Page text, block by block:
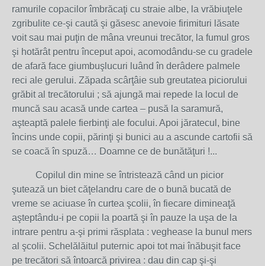
ramurile copacilor îmbrăcaţi cu straie albe, la vrăbiuţele
zgribulite ce-şi caută şi găsesc anevoie firimituri lăsate
voit sau mai puţin de mâna vreunui trecător, la fumul gros
şi hotărât pentru început apoi, acomodându-se cu gradele
de afară face giumbuşlucuri luând în derâdere palmele
reci ale gerului. Zăpada scârţâie sub greutatea piciorului
grăbit al trecătorului ; să ajungă mai repede la locul de
muncă sau acasă unde cartea – pusă la saramură,
aşteaptă palele fierbinţi ale focului. Apoi jăratecul, bine
încins unde copii, părinţi şi bunici au a ascunde cartofii să
se coacă în spuză… Doamne ce de bunătăţuri !...
Copilul din mine se întristează când un picior
şutează un biet căţelandru care de o bună bucată de
vreme se aciuase în curtea şcolii, în fiecare dimineaţă
aşteptându-i pe copii la poartă şi în pauze la uşa de la
intrare pentru a-şi primi răsplata : veghease la bunul mers
al şcolii. Schelălăitul puternic apoi tot mai înăbuşit face
pe trecători să întoarcă privirea : dau din cap şi-şi